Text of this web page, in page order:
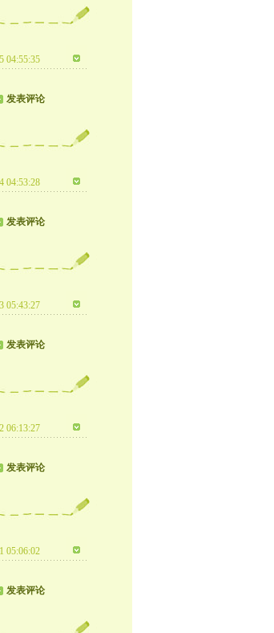
04:55:35
发表评论
04:53:28
发表评论
05:43:27
发表评论
06:13:27
发表评论
05:06:02
发表评论